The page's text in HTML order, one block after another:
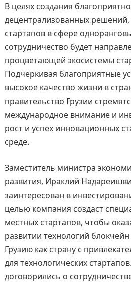
В целях создания
децентрализованных
стартапов в сфере
сотрудничество будет
процветающей экосистемы
Подчеркивая благоприятные
высокое качество жизни в
правительство Грузии
международное внимание и
рост и успех инновационных
среде.
Заместитель министра
развития, Ираклий
заинтересован в
целью компания создаст
местных стартапов, чтобы
развитии технологий
Грузию как страну с
для технологических
договорились о